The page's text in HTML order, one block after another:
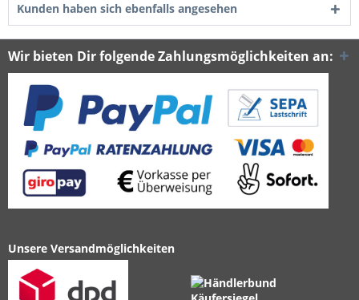
Kunden haben sich ebenfalls angesehen
Wir bieten Dir folgende Zahlungsmöglichkeiten an:
Unsere Versandmöglichkeiten